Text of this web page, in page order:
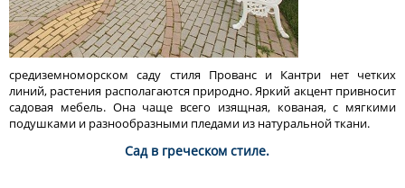
средиземноморском саду стиля Прованс и Кантри нет четких
линий, растения располагаются природно. Яркий акцент привносит
садовая мебель. Она чаще всего изящная, кованая, с мягкими
подушками и разнообразными пледами из натуральной ткани.
Сад в греческом стиле.